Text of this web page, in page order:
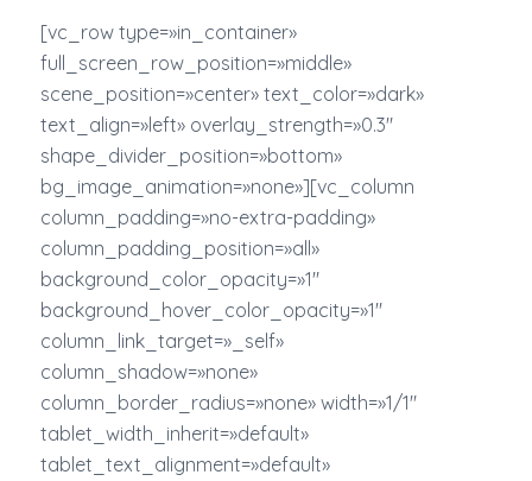
[vc_row type=»in_container»
full_screen_row_position=»middle»
scene_position=»center» text_color=»dark»
text_align=»left» overlay_strength=»0.3″
shape_divider_position=»bottom»
bg_image_animation=»none»][vc_column
column_padding=»no-extra-padding»
column_padding_position=»all»
background_color_opacity=»1″
background_hover_color_opacity=»1″
column_link_target=»_self»
column_shadow=»none»
column_border_radius=»none» width=»1/1″
tablet_width_inherit=»default»
tablet_text_alignment=»default»